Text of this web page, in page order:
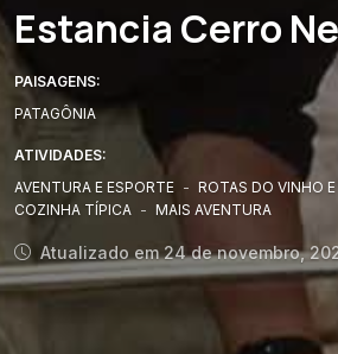
Estancia Cerro
PAISAGENS:
PATAGÔNIA
ATIVIDADES:
AVENTURA E ESPORTE - ROTAS DO VINHO
COZINHA TÍPICA - MAIS AVENTURA
Atualizado em 24 de novembro,